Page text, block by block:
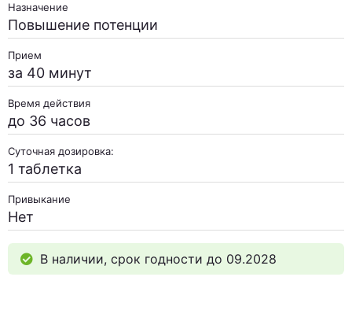
Назначение
Повышение потенции
Прием
за 40 минут
Время действия
до 36 часов
Суточная дозировка:
1 таблетка
Привыкание
Нет
В наличии, срок годности до 09.2028